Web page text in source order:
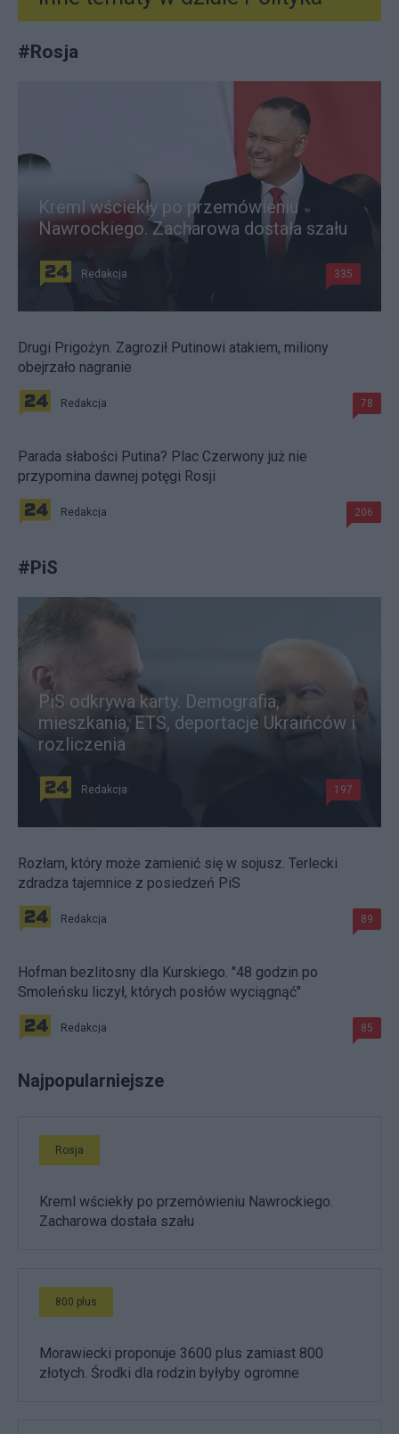
#Rosja
Kreml wściekły po przemówieniu
Nawrockiego. Zacharowa dostała szału
Redakcja 335
Drugi Prigożyn. Zagroził Putinowi atakiem, miliony
obejrzało nagranie
Redakcja 78
Parada słabości Putina? Plac Czerwony już nie
przypomina dawnej potęgi Rosji
Redakcja 206
#PiS
PiS odkrywa karty. Demografia,
mieszkania, ETS, deportacje Ukraińców i
rozliczenia
Redakcja 197
Rozłam, który może zamienić się w sojusz. Terlecki
zdradza tajemnice z posiedzeń PiS
Redakcja 89
Hofman bezlitosny dla Kurskiego. "48 godzin po
Smoleńsku liczył, których posłów wyciągnąć"
Redakcja 85
Najpopularniejsze
Rosja
Kreml wściekły po przemówieniu Nawrockiego.
Zacharowa dostała szału
800 plus
Morawiecki proponuje 3600 plus zamiast 800
złotych. Środki dla rodzin byłyby ogromne